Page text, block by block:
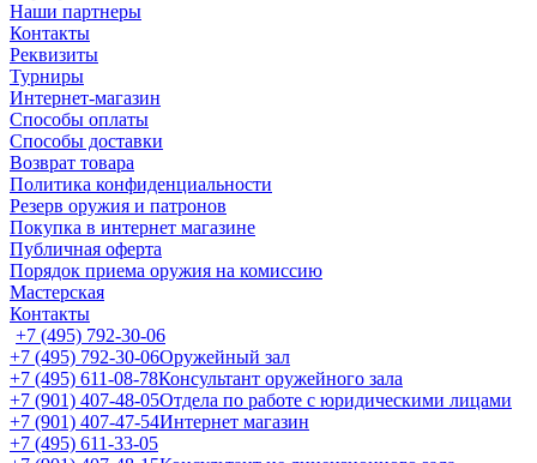
Наши партнеры
Контакты
Реквизиты
Турниры
Интернет-магазин
Способы оплаты
Способы доставки
Возврат товара
Политика конфиденциальности
Резерв оружия и патронов
Покупка в интернет магазине
Публичная оферта
Порядок приема оружия на комиссию
Мастерская
Контакты
+7 (495) 792-30-06
+7 (495) 792-30-06Оружейный зал
+7 (495) 611-08-78Консультант оружейного зала
+7 (901) 407-48-05Отдела по работе с юридическими лицами
+7 (901) 407-47-54Интернет магазин
+7 (495) 611-33-05